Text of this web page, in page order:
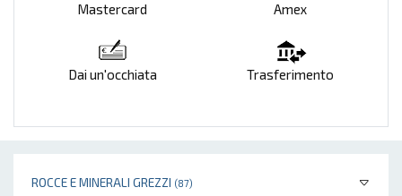
ROCCE E MINERALI GREZZI (87)
Mastercard Amex
Dai un'occhiata Trasferimento